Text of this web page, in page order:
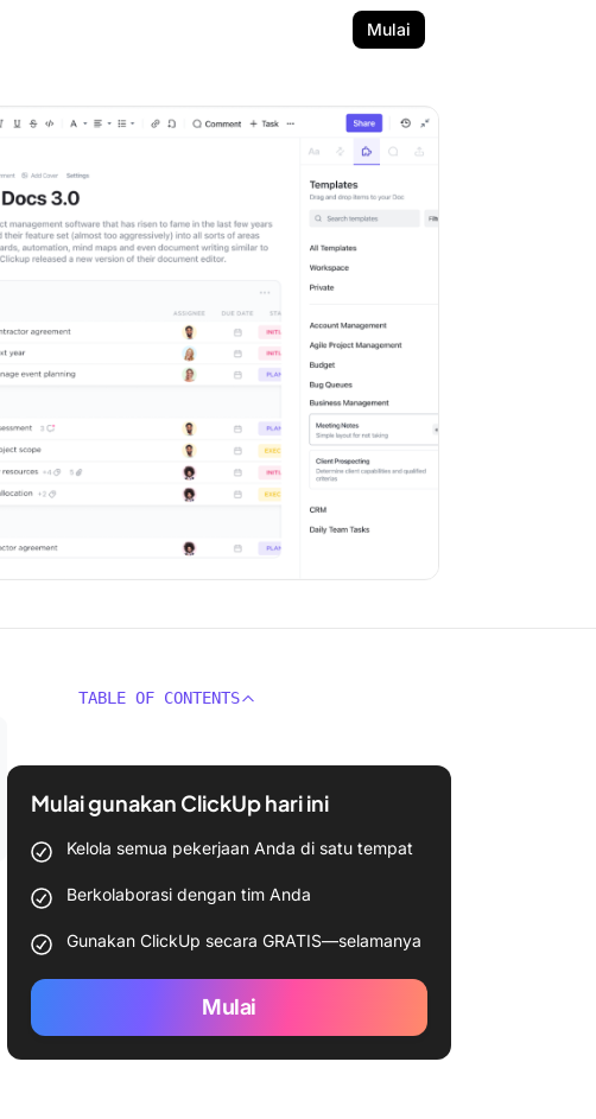
Mulai
TABLE OF CONTENTS
Mulai gunakan ClickUp hari ini
Kelola semua pekerjaan Anda di satu tempat
Berkolaborasi dengan tim Anda
Gunakan ClickUp secara GRATIS—selamanya
Mulai